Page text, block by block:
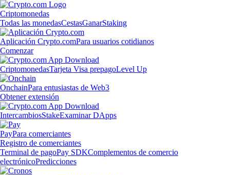
Criptomonedas
Todas las monedasCestasGanarStaking
Aplicación Crypto.comPara usuarios cotidianos
Comenzar
CriptomonedasTarjeta Visa prepagoLevel Up
OnchainPara entusiastas de Web3
Obtener extensión
IntercambiosStakeExaminar DApps
PayPara comerciantes
Registro de comerciantes
Terminal de pagoPay SDKComplementos de comercio
electrónicoPredicciones